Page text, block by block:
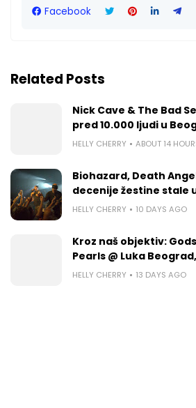
Facebook
Related Posts
Nick Cave & The Bad
pred 10.000 ljudi u
HELLY CHERRY ABOUT 14
Biohazard, Death
decenije žestine stale
HELLY CHERRY 10 DAYS AGO
Kroz naš objektiv:
Pearls @ Luka
HELLY CHERRY 13 DAYS AGO